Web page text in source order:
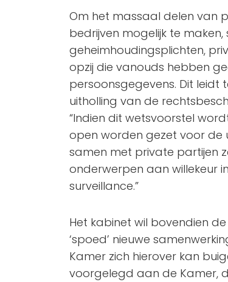
Om het massaal delen van
bedrijven mogelijk te
geheimhoudingsplichten,
opzij die vanouds hebben
persoonsgegevens. Dit leidt
uitholling van de
“Indien dit wetsvoorstel
open worden gezet voor de
samen met private partijen
onderwerpen aan willekeur
surveillance.”
Het kabinet wil bovendien
‘spoed’ nieuwe
Kamer zich hierover kan
voorgelegd aan de Kamer,